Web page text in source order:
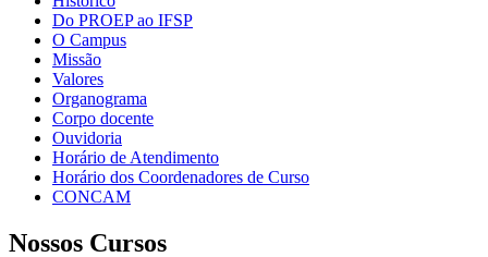
Do PROEP ao IFSP
O Campus
Missão
Valores
Organograma
Corpo docente
Ouvidoria
Horário de Atendimento
Horário dos Coordenadores de Curso
CONCAM
Nossos Cursos